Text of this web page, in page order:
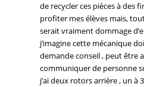
de recycler ces pièces à des
profiter mes élèves mais,
serait vraiment dommage
j’imagine cette mécanique
demande conseil , peut être
communiquer de personne
j’ai deux rotors arrière , un à